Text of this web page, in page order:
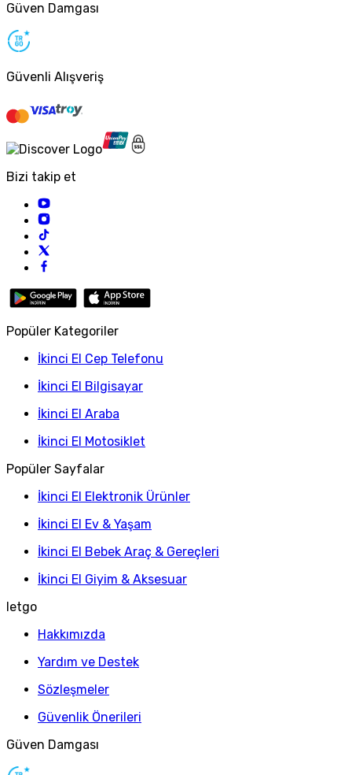
Güven Damgası
Güvenli Alışveriş
Bizi takip et
Popüler Kategoriler
İkinci El Cep Telefonu
İkinci El Bilgisayar
İkinci El Araba
İkinci El Motosiklet
Popüler Sayfalar
İkinci El Elektronik Ürünler
İkinci El Ev & Yaşam
İkinci El Bebek Araç & Gereçleri
İkinci El Giyim & Aksesuar
letgo
Hakkımızda
Yardım ve Destek
Sözleşmeler
Güvenlik Önerileri
Güven Damgası